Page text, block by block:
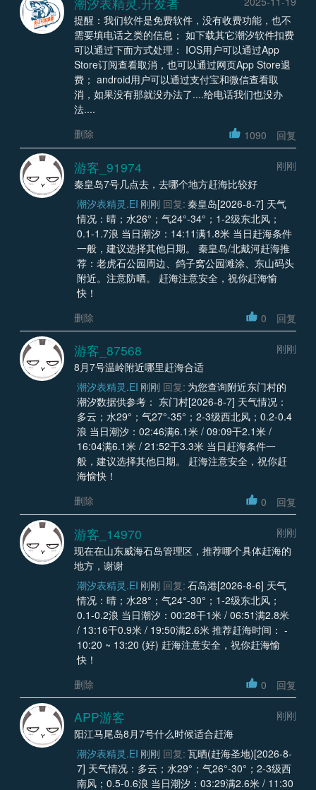
提醒：我们软件是免费软件，没有收费功能，也不
需要填电话之类的信息； 如下载其它潮汐软件扣费
可以通过下面方式处理： IOS用户可以通过App
Store订阅查看取消，也可以通过网页App Store退
费； android用户可以通过支付宝和微信查看取
消，如果没有那就没办法了....给电话我们也没办
法....
删除
1090 回复
游客_91974
刚刚
秦皇岛7号几点去，去哪个地方赶海比较好
潮汐表精灵.EI 刚刚 回复: 秦皇岛[2026-8-7] 天气
情况：晴；水26°；气24°-34°；1-2级东北风；
0.1-1.7浪 当日潮汐：14:11满1.8米 当日赶海条件
一般，建议选择其他日期。 秦皇岛/北戴河赶海推
荐：老虎石公园周边、鸽子窝公园滩涂、东山码头
附近。注意防晒。 赶海注意安全，祝你赶海愉
快！
删除
0 回复
游客_87568
刚刚
8月7号温岭附近哪里赶海合适
潮汐表精灵.EI 刚刚 回复: 为您查询附近东门村的
潮汐数据供参考： 东门村[2026-8-7] 天气情况：
多云；水29°；气27°-35°；2-3级西北风；0.2-0.4
浪 当日潮汐：02:46满6.1米 / 09:09干2.1米 /
16:04满6.1米 / 21:52干3.3米 当日赶海条件一
般，建议选择其他日期。 赶海注意安全，祝你赶
海愉快！
删除
0 回复
游客_14970
刚刚
现在在山东威海石岛管理区，推荐哪个具体赶海的
地方，谢谢
潮汐表精灵.EI 刚刚 回复: 石岛港[2026-8-6] 天气
情况：晴；水28°；气24°-30°；1-2级东北风；
0.1-0.2浪 当日潮汐：00:28干1米 / 06:51满2.8米
/ 13:16干0.9米 / 19:50满2.6米 推荐赶海时间： -
10:20 ~ 13:20 (好) 赶海注意安全，祝你赶海愉
快！
删除
0 回复
APP游客
刚刚
阳江马尾岛8月7号什么时候适合赶海
潮汐表精灵.EI 刚刚 回复: 瓦晒(赶海圣地)[2026-8-
7] 天气情况：多云；水29°；气26°-30°；2-3级西
南风；0.5-0.6浪 当日潮汐：03:29满2.6米 / 11:30